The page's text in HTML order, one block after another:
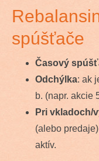
spúšťače
Časový
Odchýlka: ak
b. (napr. akcie
Pri vkladoch/
(alebo
aktív.